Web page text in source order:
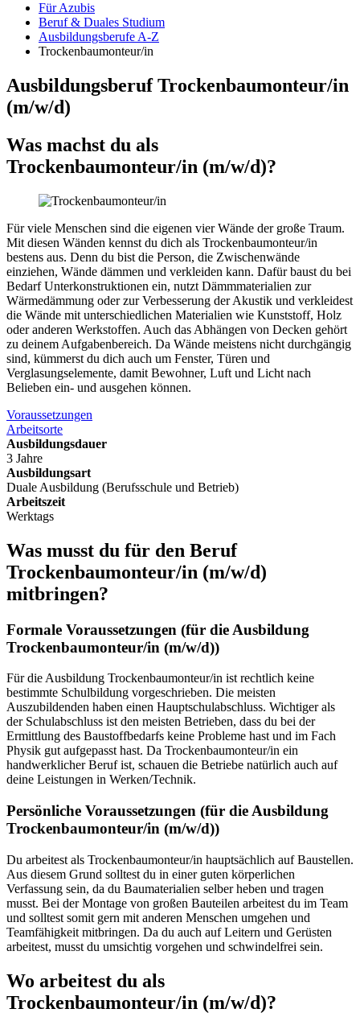
Für Azubis
Beruf & Duales Studium
Ausbildungsberufe A-Z
Trockenbaumonteur/in
Ausbildungsberuf Trockenbaumonteur/in
(m/w/d)
Was machst du als
Trockenbaumonteur/in (m/w/d)?
Für viele Menschen sind die eigenen vier Wände der große Traum.
Mit diesen Wänden kennst du dich als Trockenbaumonteur/in
bestens aus. Denn du bist die Person, die Zwischenwände
einziehen, Wände dämmen und verkleiden kann. Dafür baust du bei
Bedarf Unterkonstruktionen ein, nutzt Dämmmaterialien zur
Wärmedämmung oder zur Verbesserung der Akustik und verkleidest
die Wände mit unterschiedlichen Materialien wie Kunststoff, Holz
oder anderen Werkstoffen. Auch das Abhängen von Decken gehört
zu deinem Aufgabenbereich. Da Wände meistens nicht durchgängig
sind, kümmerst du dich auch um Fenster, Türen und
Verglasungselemente, damit Bewohner, Luft und Licht nach
Belieben ein- und ausgehen können.
Voraussetzungen
Arbeitsorte
Ausbildungsdauer
3 Jahre
Ausbildungsart
Duale Ausbildung (Berufsschule und Betrieb)
Arbeitszeit
Werktags
Was musst du für den Beruf
Trockenbaumonteur/in (m/w/d)
mitbringen?
Formale Voraussetzungen (für die Ausbildung
Trockenbaumonteur/in (m/w/d))
Für die Ausbildung Trockenbaumonteur/in ist rechtlich keine
bestimmte Schulbildung vorgeschrieben. Die meisten
Auszubildenden haben einen Hauptschulabschluss. Wichtiger als
der Schulabschluss ist den meisten Betrieben, dass du bei der
Ermittlung des Baustoffbedarfs keine Probleme hast und im Fach
Physik gut aufgepasst hast. Da Trockenbaumonteur/in ein
handwerklicher Beruf ist, schauen die Betriebe natürlich auch auf
deine Leistungen in Werken/Technik.
Persönliche Voraussetzungen (für die Ausbildung
Trockenbaumonteur/in (m/w/d))
Du arbeitest als Trockenbaumonteur/in hauptsächlich auf Baustellen.
Aus diesem Grund solltest du in einer guten körperlichen
Verfassung sein, da du Baumaterialien selber heben und tragen
musst. Bei der Montage von großen Bauteilen arbeitest du im Team
und solltest somit gern mit anderen Menschen umgehen und
Teamfähigkeit mitbringen. Da du auch auf Leitern und Gerüsten
arbeitest, musst du umsichtig vorgehen und schwindelfrei sein.
Wo arbeitest du als
Trockenbaumonteur/in (m/w/d)?